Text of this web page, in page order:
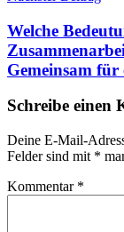
Welche
Gemeinsam
Schreibe einen
Deine E-Mail-
Felder sind mit *
Kommentar *